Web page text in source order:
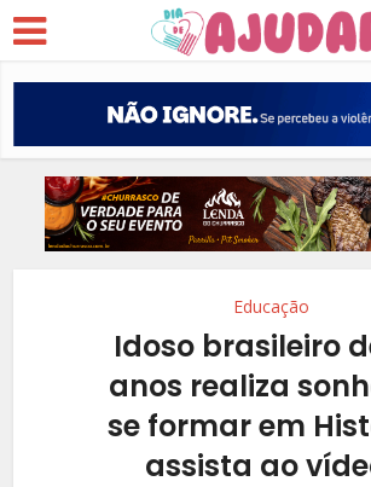
Educação
Idoso brasileiro
anos realiza
se formar em
assista ao